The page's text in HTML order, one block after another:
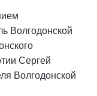
Волгодонской
Сергей
Волгодонской